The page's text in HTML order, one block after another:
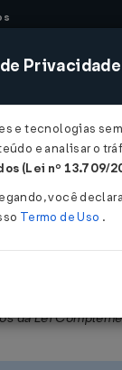
de
da Lei
Privacidade
e tecnologias
e analisar o
(Lei nº 13.709/
você
Termo de Uso .